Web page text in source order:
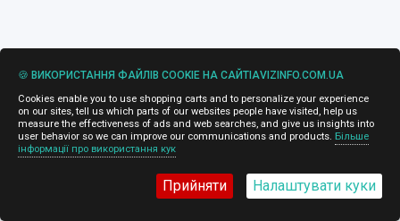
🍪 ВИКОРИСТАННЯ ФАЙЛІВ COOKIE НА САЙТІAVIZINFO.COM.UA
Cookies enable you to use shopping carts and to personalize your experience
on our sites, tell us which parts of our websites people have visited, help us
measure the effectiveness of ads and web searches, and give us insights into
user behavior so we can improve our communications and products. Більше
інформації про використання кук
Прийняти Налаштувати куки